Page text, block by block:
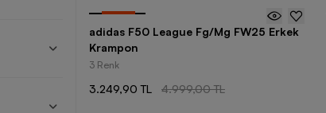
adidas F50 League Fg/Mg FW25 Erkek
Krampon
3 Renk
3.249,90 TL 4.999,00 TL